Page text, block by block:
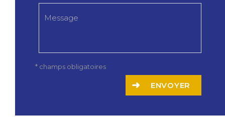
* champs obligatoires
ENVOYER